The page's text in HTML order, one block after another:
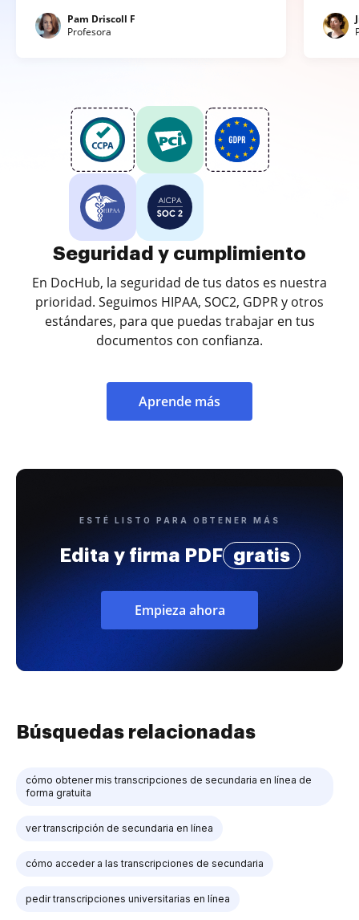
Pam Driscoll F
Profesora
Seguridad y cumplimiento
En DocHub, la seguridad de tus datos es nuestra
prioridad. Seguimos HIPAA, SOC2, GDPR y otros
estándares, para que puedas trabajar en tus
documentos con confianza.
Aprende más
ESTÉ LISTO PARA OBTENER MÁS
Edita y firma PDF gratis
Empieza ahora
Búsquedas relacionadas
cómo obtener mis transcripciones de secundaria en línea de
forma gratuita
ver transcripción de secundaria en línea
cómo acceder a las transcripciones de secundaria
pedir transcripciones universitarias en línea